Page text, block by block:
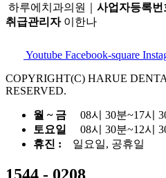
하루에치과의원｜ 사업자등록번
취급관리자이한나
Youtube Facebook-square
COPYRIGHT(C) HARUE
RESERVED.
월 ~ 금 08시 30분~17시
토요일
08시 30분~12시
휴진 : 일요일, 공휴일